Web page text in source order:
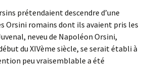
prétendaient descendre d’une
Orsini romains dont ils avaient pris les
neveu de Napoléon Orsini,
du XIVème siècle, se serait établi à
peu vraisemblable a été